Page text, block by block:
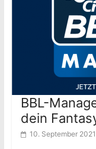
BBL-
dein
10. September 2021